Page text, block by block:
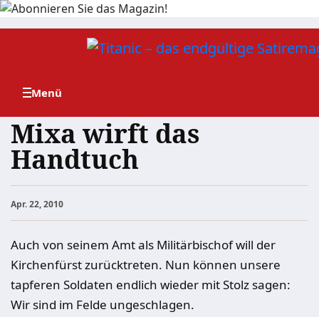
Zum
Mixa wirft das
Handtuch
Apr. 22, 2010
Auch von seinem Amt als Militärbischof will der
Kirchenfürst zurücktreten. Nun können unsere
tapferen Soldaten endlich wieder mit Stolz sagen:
Wir sind im Felde ungeschlagen.